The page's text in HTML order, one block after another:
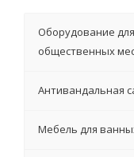
Оборудование для
общественных
Антивандальная
Мебель для